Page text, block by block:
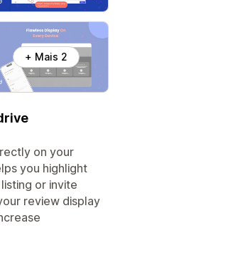
+ Mais 2
on your
you highlight
or invite
review display